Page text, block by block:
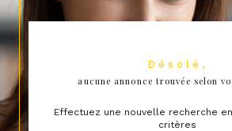
Désolé,
aucune annonce trouvée selon
Effectuez une nouvelle recherche
critères